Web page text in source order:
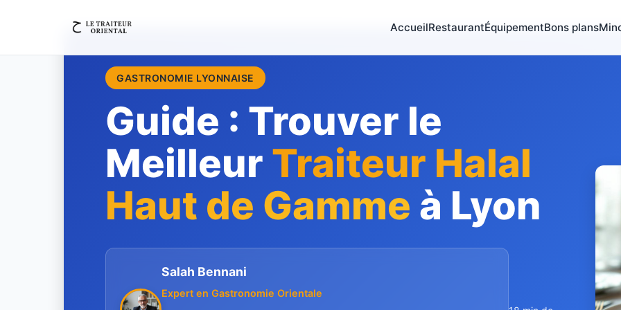
AccueilRestaurantÉquipementBons plans
GASTRONOMIE LYONNAISE
Guide : Trouver le
Meilleur Traiteur Halal
Haut de Gamme à Lyon
Salah Bennani
Expert en Gastronomie Orientale